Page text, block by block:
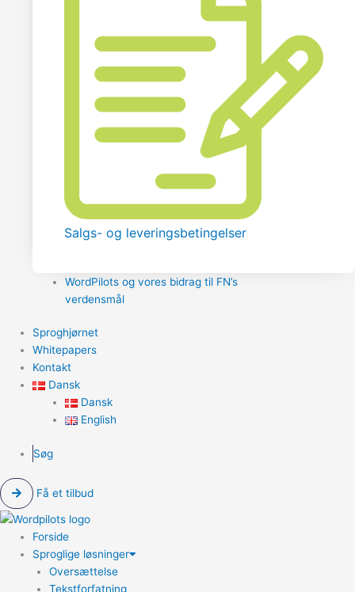
Salgs- og leveringsbetingelser
WordPilots og vores bidrag til FN’s
verdensmål
Sproghjørnet
Whitepapers
Kontakt
Dansk
Dansk
English
Søg
Få et tilbud
Forside
Sproglige løsninger
Oversættelse
Tekstforfatning